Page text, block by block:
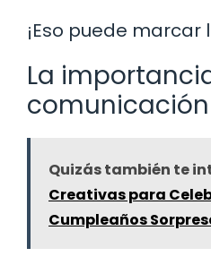
¡Eso puede marcar
La
comunicación
Quizás también te
Creativas para
Cumpleaños